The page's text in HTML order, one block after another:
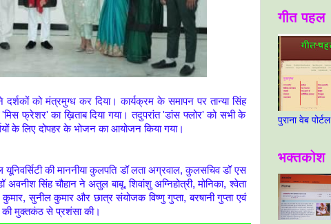
ने दर्शकों को मंत्रमुग्ध कर दिया। कार्यक्रम के समापन पर तान्या सिंह
फ्रेशर' का ख़िताब दिया गया। तदुपरांत 'डांस फ्लोर' को सभी के
के लिए दोपहर के भोजन का आयोजन किया गया।
की माननीया कुलपति डॉ लता अग्रवाल, कुलसचिव डॉ एस
अवनीश सिंह चौहान ने अतुल बाबू, शिवांशु अग्निहोत्री, मोनिका, श्वेता
सुनील कुमार और छात्र संयोजक विष्णु गुप्ता, बरषानी गुप्ता एवं
की मुक्तकंठ से प्रशंसा की।
गीत पहल
पुराना वेब पोर्टल
भक्तकोश